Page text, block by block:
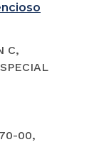
C,
00,